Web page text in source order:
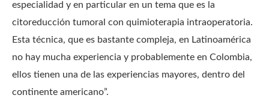
especialidad y en particular en un tema que es la
citoreducción tumoral con quimioterapia intraoperatoria.
Esta técnica, que es bastante compleja, en Latinoamérica
no hay mucha experiencia y probablemente en Colombia,
ellos tienen una de las experiencias mayores, dentro del
continente americano”.